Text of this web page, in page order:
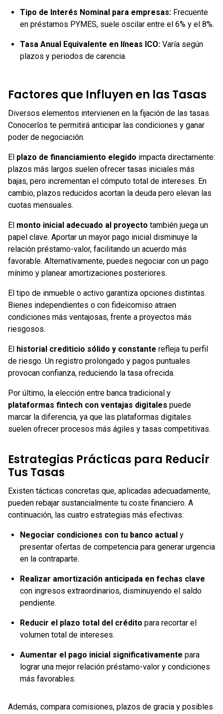
Tipo de Interés Nominal para empresas: Frecuente
en préstamos PYMES, suele oscilar entre el 6% y el 8%.
Tasa Anual Equivalente en líneas ICO: Varía según
plazos y periodos de carencia.
Factores que Influyen en las Tasas
Diversos elementos intervienen en la fijación de las tasas.
Conocerlos te permitirá anticipar las condiciones y ganar
poder de negociación.
El plazo de financiamiento elegido impacta directamente:
plazos más largos suelen ofrecer tasas iniciales más
bajas, pero incrementan el cómputo total de intereses. En
cambio, plazos reducidos acortan la deuda pero elevan las
cuotas mensuales.
El monto inicial adecuado al proyecto también juega un
papel clave. Aportar un mayor pago inicial disminuye la
relación préstamo-valor, facilitando un acuerdo más
favorable. Alternativamente, puedes negociar con un pago
mínimo y planear amortizaciones posteriores.
El tipo de inmueble o activo garantiza opciones distintas.
Bienes independientes o con fideicomiso atraen
condiciones más ventajosas, frente a proyectos más
riesgosos.
El historial crediticio sólido y constante refleja tu perfil
de riesgo. Un registro prolongado y pagos puntuales
provocan confianza, reduciendo la tasa ofrecida.
Por último, la elección entre banca tradicional y
plataformas fintech con ventajas digitales puede
marcar la diferencia, ya que las plataformas digitales
suelen ofrecer procesos más ágiles y tasas competitivas.
Estrategias Prácticas para Reducir
Tus Tasas
Existen tácticas concretas que, aplicadas adecuadamente,
pueden rebajar sustancialmente tu coste financiero. A
continuación, las cuatro estrategias más efectivas:
Negociar condiciones con tu banco actual y
presentar ofertas de competencia para generar urgencia
en la contraparte.
Realizar amortización anticipada en fechas clave
con ingresos extraordinarios, disminuyendo el saldo
pendiente.
Reducir el plazo total del crédito para recortar el
volumen total de intereses.
Aumentar el pago inicial significativamente para
lograr una mejor relación préstamo-valor y condiciones
más favorables.
Además, compara comisiones, plazos de gracia y posibles